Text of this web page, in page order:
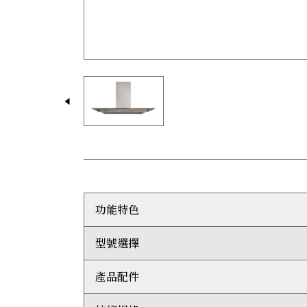
功能特色
堅固耐用的不鏽鋼配以經典拉絲鋁製飾面，與
LED工作燈提供兩種亮度設定，清晰照亮煮食
鋁製過濾網可使用洗碗碟機清洗，容易打理，
型號選擇
ICBVW45G
產品配件